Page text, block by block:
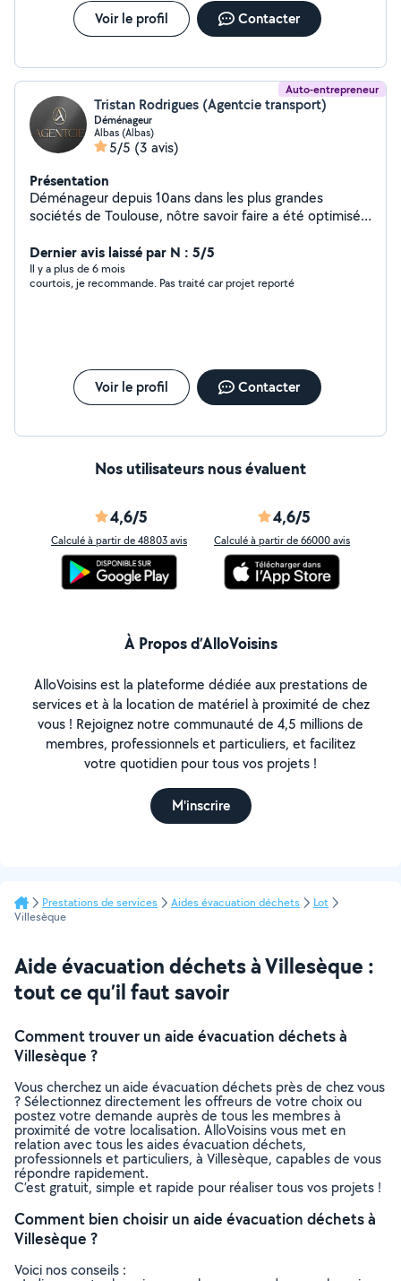
Voir le profil Contacter
Auto-entrepreneur
Tristan Rodrigues (Agentcie transport)
Déménageur
Albas (Albas)
5/5 (3 avis)
Présentation
Déménageur depuis 10ans dans les plus grandes
sociétés de Toulouse, nôtre savoir faire a été optimisé
industriel, expert en emballage maritime, chargement
de containers , construction de mezzanine . Expert en
emballage fragile, nos équipes sont efficaces, poli est
Dernier avis laissé par N : 5/5
Il y a plus de 6 mois
courtois, je recommande. Pas traité car projet reporté
Voir le profil Contacter
Nos utilisateurs nous évaluent
4,6/5
Calculé à partir de 48803 avis
4,6/5
Calculé à partir de 66000 avis
À Propos d’AlloVoisins
AlloVoisins est la plateforme dédiée aux prestations de
services et à la location de matériel à proximité de chez
vous ! Rejoignez notre communauté de 4,5 millions de
membres, professionnels et particuliers, et facilitez
votre quotidien pour tous vos projets !
M'inscrire
Prestations de services Aides évacuation déchets
Lot
Villesèque
Aide évacuation déchets à Villesèque :
tout ce qu’il faut savoir
Comment trouver un aide évacuation déchets à
Villesèque ?
Vous cherchez un aide évacuation déchets près de chez vous
? Sélectionnez directement les offreurs de votre choix ou
postez votre demande auprès de tous les membres à
proximité de votre localisation. AlloVoisins vous met en
relation avec tous les aides évacuation déchets,
professionnels et particuliers, à Villesèque, capables de vous
répondre rapidement.
C’est gratuit, simple et rapide pour réaliser tous vos projets !
Comment bien choisir un aide évacuation déchets à
Villesèque ?
Voici nos conseils :